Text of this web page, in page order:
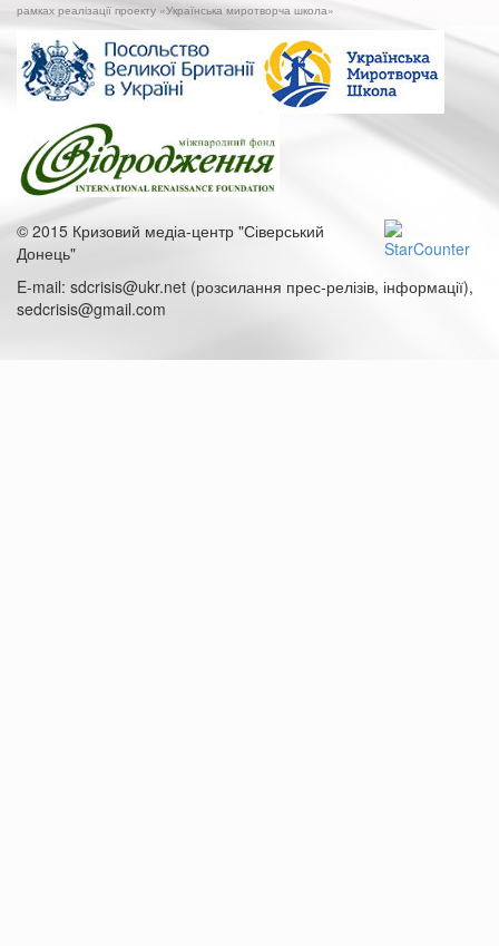
рамках реалізації проекту «Українська миротворча школа»
© 2015 Кризовий медіа-центр "Сіверський
Донець"
E-mail: sdcrisis@ukr.net (розсилання прес-релізів, інформації),
sedcrisis@gmail.com